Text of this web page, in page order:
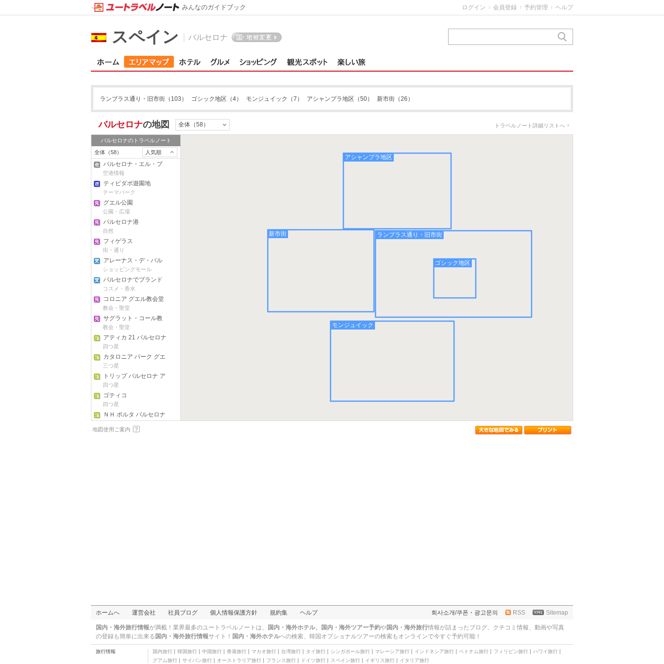
スペイン バルセロナ
ランブラス通り・旧市街 （103） ゴシック地区 （4） モンジュイック （7） アシャンプラ地区 （50） 新市街 （26）
バルセロナの地図 全体（58） トラベルノート詳細リストへ
バルセロナのトラベルノート
全体（58）
人気順
バルセロナ・エル・プ
ラット国際空港
空港情報
ティビダボ遊園地
テーマパーク
グエル公園
公園・広場
バルセロナ港
自然
フィゲラス
街・通り
アレーナス・デ・バル
セロナ
ショッピングモール
バルセロナでブランド
ものショッピング
コスメ・香水
コロニア グエル教会堂
教会・聖堂
サグラット・コール教
会
教会・聖堂
アティカ 21 バルセロナ
マール ホテル
四つ星
カタロニア パーク グエ
ル ホテル
三つ星
トリップ バルセロナ ア
エロプエルト ホテル
四つ星
ゴティコ
四つ星
ＮＨ ポルタ バルセロナ
アパートメント アテネ
カタロニア グラン ベル
ディ ホテル
四つ星
リアルト
三つ星
カタロニア ミカド ホテ
ル
三つ星
ランブラス通り・旧市街
ゴシック地区
モンジュイック
アシャンプラ地区
新市街
地図使用ご案内
みんなのガイドブック ログイン 会員登録 予約管理 ヘルプ
ホームへ 運営会社 社員ブログ 個人情報保護方針 規約集 ヘルプ 회사소개/쿠폰・광고문의 RSS Sitemap
国内・海外旅行情報が満載！業界最多のユートラベルノートは、 国内・海外ホテル、国内・海外ツアー予約や国内・海外旅行情報が詰まったブログ、クチコミ情報、動画や写真
の登録も簡単に出来る 国内・海外旅行情報サイト！ 国内・海外ホテルへの検索、 韓国オプショナルツアーの検索もオンラインで今すぐ予約可能！
旅行情報 国内旅行 韓国旅行 中国旅行 香港旅行 マカオ旅行 台湾旅行 タイ旅行 シンガポール旅行 マレーシア旅行 インドネシア旅行 ベトナム旅行 フィリピン旅行
ハワイ旅行
グアム旅行
サイパン旅行 オーストラリア旅行 フランス旅行 ドイツ旅行 スペイン旅行 イギリス旅行 イタリア旅行